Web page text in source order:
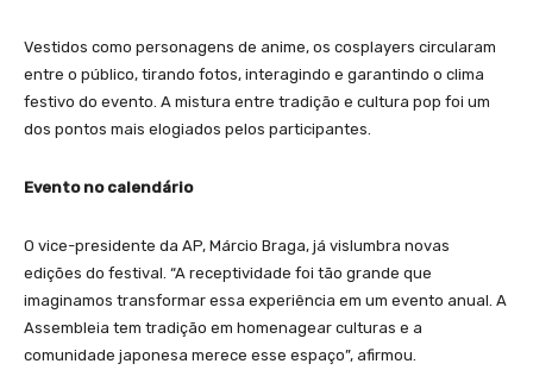
Vestidos como personagens de anime, os cosplayers circularam
entre o público, tirando fotos, interagindo e garantindo o clima
festivo do evento. A mistura entre tradição e cultura pop foi um
dos pontos mais elogiados pelos participantes.
Evento no calendário
O vice-presidente da AP, Márcio Braga, já vislumbra novas
edições do festival. “A receptividade foi tão grande que
imaginamos transformar essa experiência em um evento anual. A
Assembleia tem tradição em homenagear culturas e a
comunidade japonesa merece esse espaço”, afirmou.